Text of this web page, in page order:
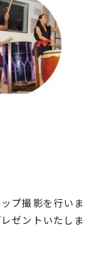
プ撮影を行いま
ゼントいたしま